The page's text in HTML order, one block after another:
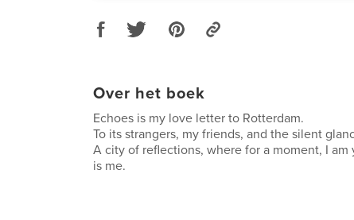
Over het boek
Echoes is my love letter to Rotterdam.
To its strangers, my friends, and the silent
A city of reflections, where for a moment, I am
is me.